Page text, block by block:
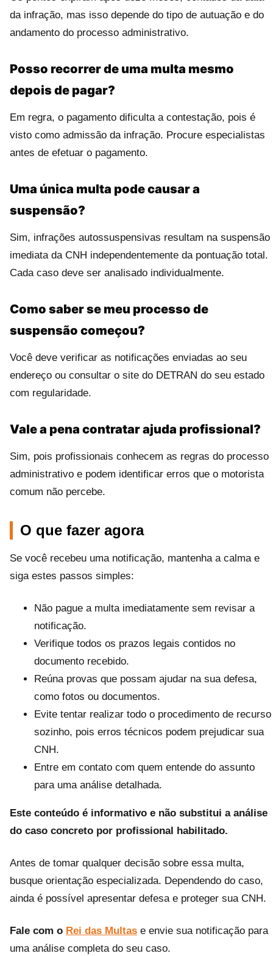
da infração, mas isso depende do tipo de autuação e do
andamento do processo administrativo.
Posso recorrer de uma multa mesmo
depois de pagar?
Em regra, o pagamento dificulta a contestação, pois é
visto como admissão da infração. Procure especialistas
antes de efetuar o pagamento.
Uma única multa pode causar a
suspensão?
Sim, infrações autossuspensivas resultam na suspensão
imediata da CNH independentemente da pontuação total.
Cada caso deve ser analisado individualmente.
Como saber se meu processo de
suspensão começou?
Você deve verificar as notificações enviadas ao seu
endereço ou consultar o site do DETRAN do seu estado
com regularidade.
Vale a pena contratar ajuda profissional?
Sim, pois profissionais conhecem as regras do processo
administrativo e podem identificar erros que o motorista
comum não percebe.
O que fazer agora
Se você recebeu uma notificação, mantenha a calma e
siga estes passos simples:
Não pague a multa imediatamente sem revisar a
notificação.
Verifique todos os prazos legais contidos no
documento recebido.
Reúna provas que possam ajudar na sua defesa,
como fotos ou documentos.
Evite tentar realizar todo o procedimento de recurso
sozinho, pois erros técnicos podem prejudicar sua
CNH.
Entre em contato com quem entende do assunto
para uma análise detalhada.
Este conteúdo é informativo e não substitui a análise
do caso concreto por profissional habilitado.
Antes de tomar qualquer decisão sobre essa multa,
busque orientação especializada. Dependendo do caso,
ainda é possível apresentar defesa e proteger sua CNH.
Fale com o Rei das Multas e envie sua notificação para
uma análise completa do seu caso.